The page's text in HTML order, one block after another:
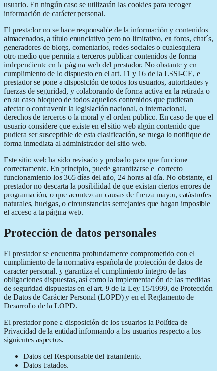
usuario. En ningún caso se utilizarán las cookies para recoger
información de carácter personal.
El prestador no se hace responsable de la información y contenidos
almacenados, a título enunciativo pero no limitativo, en foros, chat´s,
generadores de blogs, comentarios, redes sociales o cualesquiera
otro medio que permita a terceros publicar contenidos de forma
independiente en la página web del prestador. No obstante y en
cumplimiento de lo dispuesto en el art. 11 y 16 de la LSSI-CE, el
prestador se pone a disposición de todos los usuarios, autoridades y
fuerzas de seguridad, y colaborando de forma activa en la retirada o
en su caso bloqueo de todos aquellos contenidos que pudieran
afectar o contravenir la legislación nacional, o internacional,
derechos de terceros o la moral y el orden público. En caso de que el
usuario considere que existe en el sitio web algún contenido que
pudiera ser susceptible de esta clasificación, se ruega lo notifique de
forma inmediata al administrador del sitio web.
Este sitio web ha sido revisado y probado para que funcione
correctamente. En principio, puede garantizarse el correcto
funcionamiento los 365 días del año, 24 horas al día. No obstante, el
prestador no descarta la posibilidad de que existan ciertos errores de
programación, o que acontezcan causas de fuerza mayor, catástrofes
naturales, huelgas, o circunstancias semejantes que hagan imposible
el acceso a la página web.
Protección de datos personales
El prestador se encuentra profundamente comprometido con el
cumplimiento de la normativa española de protección de datos de
carácter personal, y garantiza el cumplimiento íntegro de las
obligaciones dispuestas, así como la implementación de las medidas
de seguridad dispuestas en el art. 9 de la Ley 15/1999, de Protección
de Datos de Carácter Personal (LOPD) y en el Reglamento de
Desarrollo de la LOPD.
El prestador pone a disposición de los usuarios la Política de
Privacidad de la entidad informando a los usuarios respecto a los
siguientes aspectos:
Datos del Responsable del tratamiento.
Datos tratados.